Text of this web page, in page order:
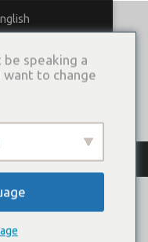
speaking a
to change